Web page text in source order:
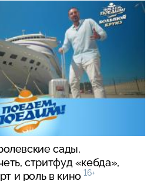
сады,
стритфуд «кебда»,
и роль в кино 16+